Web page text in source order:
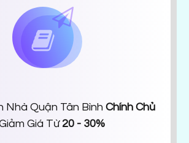
Nhà Quận Tân Bình Chính Chủ
Giá Từ 20 - 30%